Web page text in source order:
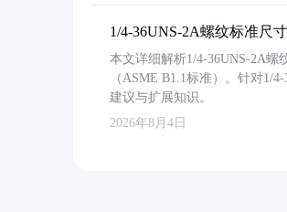
1/4-36UNS-2A螺纹标准尺寸
本文详细解析1/4-36UNS-2A
（ASME B1.1标准）。针对1/
建议与扩展知识。
2026年8月4日